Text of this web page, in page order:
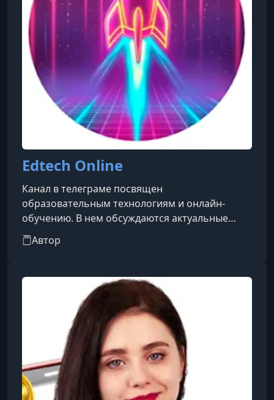
Edtech Online
Канал в телеграме посвящен
образовательным технологиям и онлайн-
обучению. В нем обсуждаются актуальные
тренды в сфере EdTech, делятся новостями,
кейсами и аналитикой, а также
создания онлайн-курсов. Канал будет полезен
профессионалам в области образования,
разработчикам образовательных продуктов и
всем, кто интересуется современными
методами обучения.
Автор